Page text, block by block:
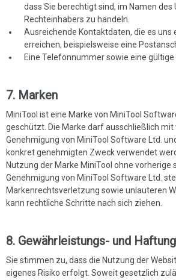
dass Sie berechtigt sind, im Namen des
Rechteinhabers zu handeln.
Ausreichende Kontaktdaten, die es uns
erreichen, beispielsweise eine
Eine Telefonnummer sowie eine gültige
7. Marken
MiniTool ist eine Marke von MiniTool
geschützt. Die Marke darf ausschließlich
Genehmigung von MiniTool Software Ltd.
konkret genehmigten Zweck verwendet
Nutzung der Marke MiniTool ohne vorherige
Genehmigung von MiniTool Software Ltd.
Markenrechtsverletzung sowie unlauteren
kann rechtliche Schritte nach sich ziehen.
8. Gewährleistungs- und
Sie stimmen zu, dass die Nutzung der
eigenes Risiko erfolgt. Soweit gesetzlich